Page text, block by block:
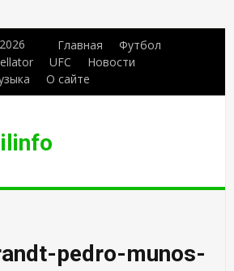
Главная
Футбол
UFC
Новости
О сайте
pedro-munos-